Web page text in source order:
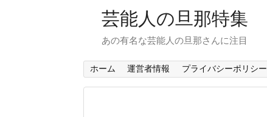
芸能人の旦那特集
あの有名な芸能人の旦那さんに注目
ホーム 運営者情報 プライバシーポリシー